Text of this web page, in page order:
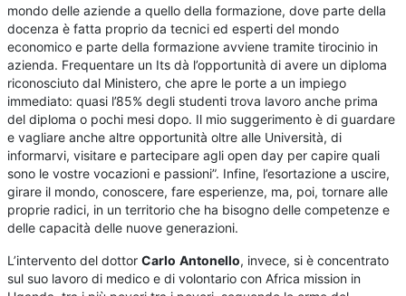
mondo delle aziende a quello della formazione, dove parte della
docenza è fatta proprio da tecnici ed esperti del mondo
economico e parte della formazione avviene tramite tirocinio in
azienda. Frequentare un Its dà l’opportunità di avere un diploma
riconosciuto dal Ministero, che apre le porte a un impiego
immediato: quasi l’85% degli studenti trova lavoro anche prima
del diploma o pochi mesi dopo. Il mio suggerimento è di guardare
e vagliare anche altre opportunità oltre alle Università, di
informarvi, visitare e partecipare agli open day per capire quali
sono le vostre vocazioni e passioni”. Infine, l’esortazione a uscire,
girare il mondo, conoscere, fare esperienze, ma, poi, tornare alle
proprie radici, in un territorio che ha bisogno delle competenze e
delle capacità delle nuove generazioni.
L’intervento del dottorCarlo Antonello, invece, si è concentrato
sul suo lavoro di medico e di volontario con Africa mission in